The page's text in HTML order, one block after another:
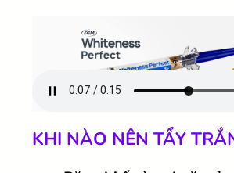
KHI NÀO NÊN TẨY